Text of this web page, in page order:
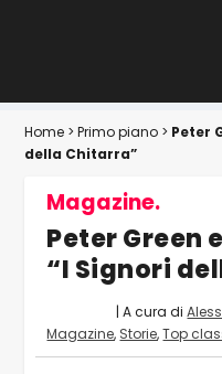
Home >Primo piano > Peter
della Chitarra”
Magazine.
Peter Green
“I Signori
| A cura di
Magazine, Storie,Top